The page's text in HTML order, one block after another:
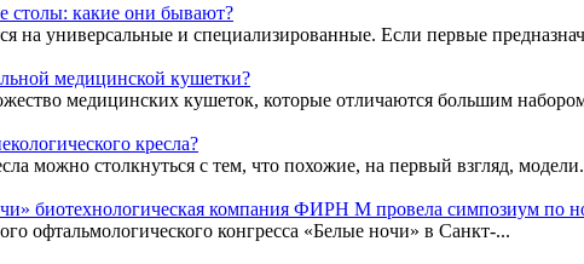
столы: какие они бывают?
на универсальные и специализированные. Если первые
медицинской кушетки?
медицинских кушеток, которые отличаются большим
кресла?
можно столкнуться с тем, что похожие, на первый взгляд,
биотехнологическая компания ФИРН М провела симпозиум по
офтальмологического конгресса «Белые ночи» в Санкт-...